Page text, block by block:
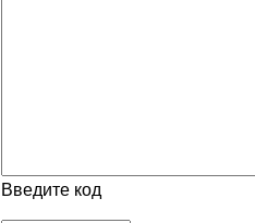
Введите код